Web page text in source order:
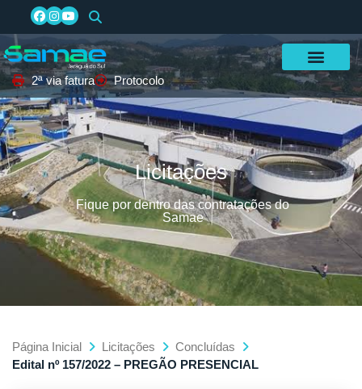
2ª via fatura Protocolo
Licitações
Fique por dentro das contratações do
Samae
Página Inicial Licitações
Concluídas
Edital nº 157/2022 – PREGÃO PRESENCIAL